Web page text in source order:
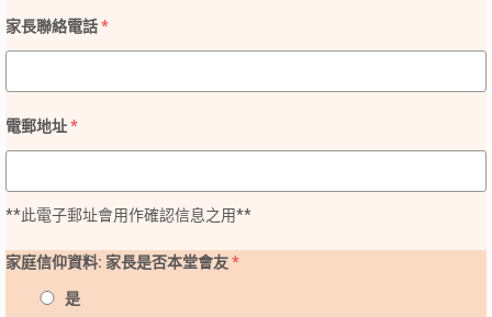
家長聯絡電話*
電郵地址*
**此電子郵址會用作確認信息之用**
家庭信仰資料: 家長是否本堂會友*
是